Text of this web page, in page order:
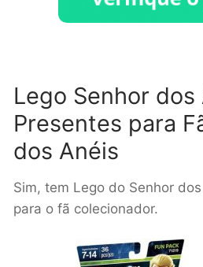
Lego Senhor dos
Presentes para
dos Anéis
Sim, tem Lego do Senhor
para o fã colecionador.